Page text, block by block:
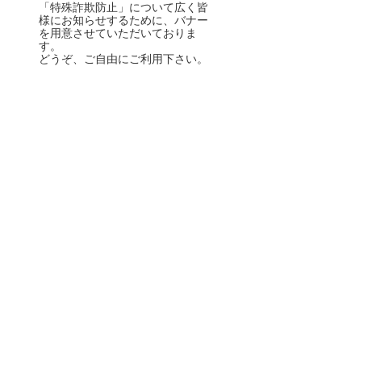
「特殊詐欺防止」について広く皆
様にお知らせするために、バナー
を用意させていただいておりま
す。
どうぞ、ご自由にご利用下さい。